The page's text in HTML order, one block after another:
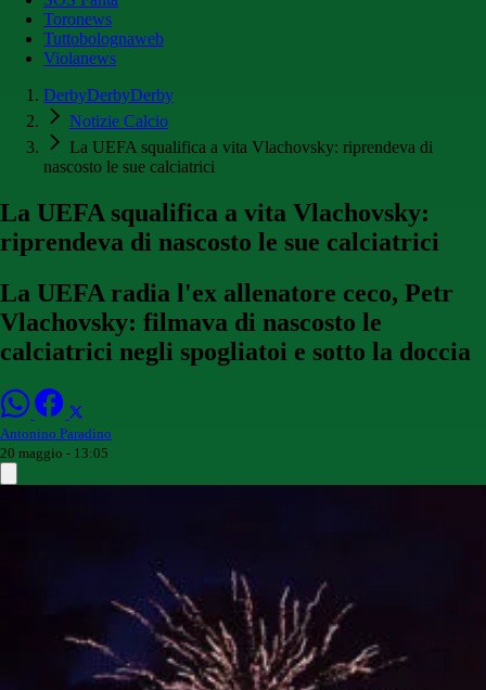
Toronews
Tuttobolognaweb
Violanews
DerbyDerbyDerby
Notizie Calcio
La UEFA squalifica a vita Vlachovsky: riprendeva di
nascosto le sue calciatrici
La UEFA squalifica a vita Vlachovsky:
riprendeva di nascosto le sue calciatrici
La UEFA radia l'ex allenatore ceco, Petr
Vlachovsky: filmava di nascosto le
calciatrici negli spogliatoi e sotto la doccia
Antonino Paradino
20 maggio - 13:05